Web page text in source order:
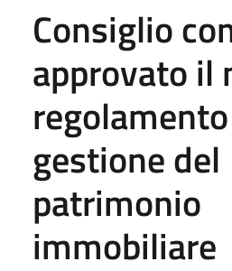
Consiglio
approvato il
gestione del
patrimonio
immobiliare